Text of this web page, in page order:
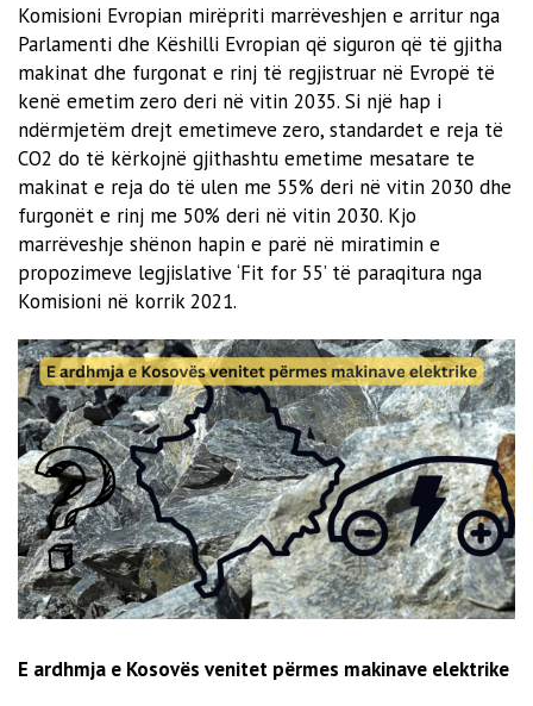
Komisioni Evropian mirëpriti marrëveshjen e arritur nga
Parlamenti dhe Këshilli Evropian që siguron që të gjitha
makinat dhe furgonat e rinj të regjistruar në Evropë të
kenë emetim zero deri në vitin 2035. Si një hap i
ndërmjetëm drejt emetimeve zero, standardet e reja të
CO2 do të kërkojnë gjithashtu emetime mesatare te
makinat e reja do të ulen me 55% deri në vitin 2030 dhe
furgonët e rinj me 50% deri në vitin 2030. Kjo
marrëveshje shënon hapin e parë në miratimin e
propozimeve legjislative ‘Fit for 55’ të paraqitura nga
Komisioni në korrik 2021.
E ardhmja e Kosovës venitet përmes makinave elektrike